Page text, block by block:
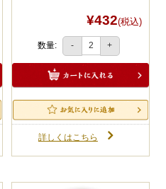
¥432(税込)
数量: - +
詳しくはこちら